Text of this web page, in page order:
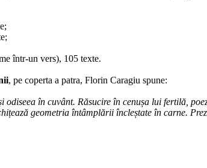
într-un vers), 105 texte.
, pe coperta a patra, Florin Caragiu spune:
odiseea în cuvânt. Răsucire în cenușa lui fertilă,
geometria întâmplării încleștate în carne.